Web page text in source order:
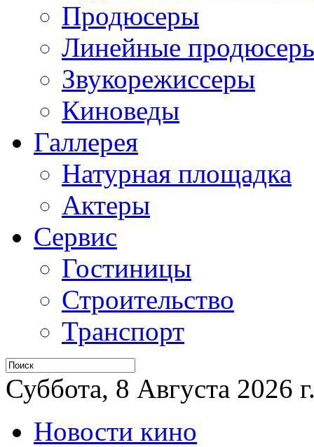
Продюсеры
Линейные
Звукорежиссеры
Киноведы
Галлерея
Натурная площадка
Актеры
Сервис
Гостиницы
Строительство
Транспорт
Суббота, 8 Августа 2026
Новости кино